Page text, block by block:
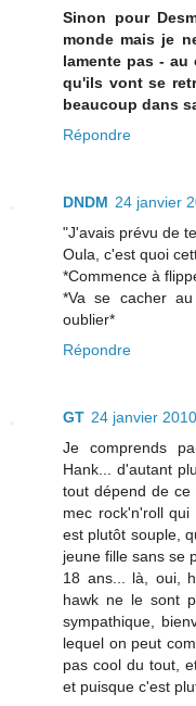
Sinon pour
monde mais je
lamente pas -
qu'ils vont se
beaucoup dans
Répondre
DNDM 24 janvier
"J'avais prévu de
Oula, c'est quoi
*Commence à
*Va se cacher
oublier*
Répondre
GT 24 janvier
Je comprends
Hank... d'autant
tout dépend de
mec rock'n'roll
est plutôt souple,
jeune fille sans se
18 ans... là, oui,
hawk ne le sont
sympathique,
lequel on peut
pas cool du tout,
et puisque c'est